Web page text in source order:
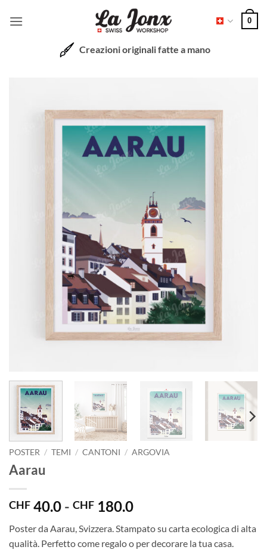
0
Creazioni originali fatte a mano
POSTER / TEMI / CANTONI / ARGOVIA
Aarau
CHF 40.0 - CHF 180.0Fascia
prezzo:
da
Poster da Aarau, Svizzera. Stampato su carta ecologica di alta
qualità. Perfetto come regalo o per decorare la tua casa.